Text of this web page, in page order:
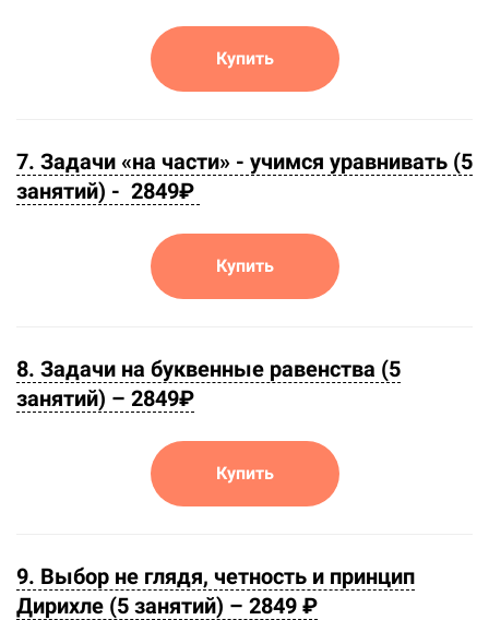
Купить
7. Задачи «на части» - учимся уравнивать (5
занятий) - 2849₽
Купить
8. Задачи на буквенные равенства (5
занятий) – 2849₽
Купить
9. Выбор не глядя, четность и принцип
Дирихле (5 занятий) – 2849 ₽